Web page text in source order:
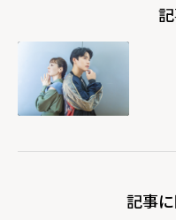
記事